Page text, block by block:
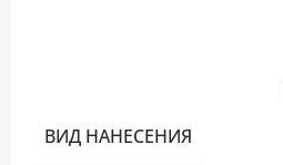
ВИД НАНЕСЕНИЯ